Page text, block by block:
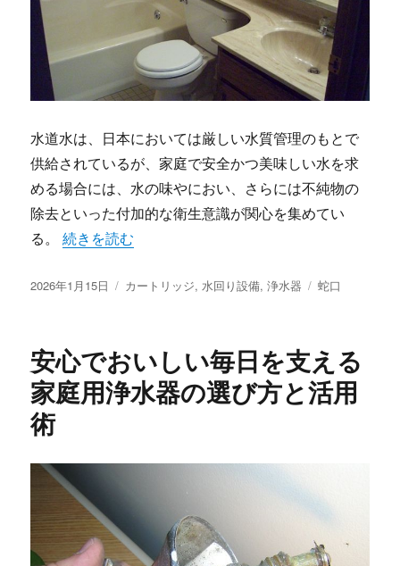
水道水は、日本においては厳しい水質管理のもとで
供給されているが、家庭で安全かつ美味しい水を求
める場合には、水の味やにおい、さらには不純物の
除去といった付加的な衛生意識が関心を集めてい
る。“浄水器で守る家庭の水安全美味しさと健康意識を
続きを読む
投
2026年1月15日
カ
ー
カートリッジ, 水回り設備,浄水器
タ
蛇口
安心でおいしい毎日を支える
家庭用浄水器の選び方と活用
術